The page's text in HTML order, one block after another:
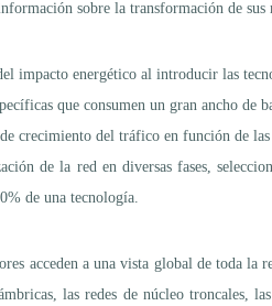
sobre la transformación de
impacto energético al introducir las
que consumen un gran ancho de
crecimiento del tráfico en función de
de la red en diversas fases,
de una tecnología.
acceden a una vista global de toda la
las redes de núcleo